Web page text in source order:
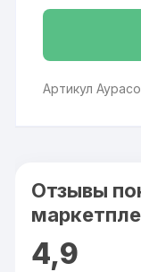
Артикул
Отзывы
4,9